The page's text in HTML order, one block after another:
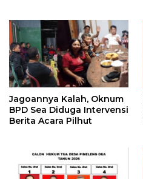
Jagoannya Kalah, Oknum
BPD Sea Diduga Intervensi
Berita Acara Pilhut